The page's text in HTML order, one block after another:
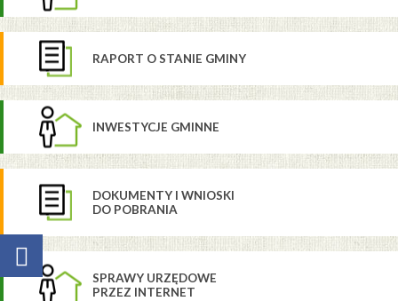
RAPORT O STANIE GMINY
INWESTYCJE GMINNE
DOKUMENTY I WNIOSKI
DO POBRANIA
SPRAWY URZĘDOWE
PRZEZ INTERNET